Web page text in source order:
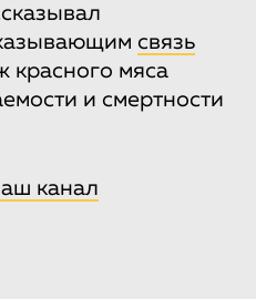
связь
красного мяса
и смертности
канал